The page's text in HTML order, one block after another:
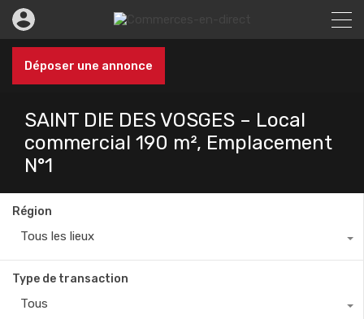
Déposer une annonce
SAINT DIE DES VOSGES – Local
commercial 190 m², Emplacement
N°1
Région
Tous les lieux
Type de transaction
Tous